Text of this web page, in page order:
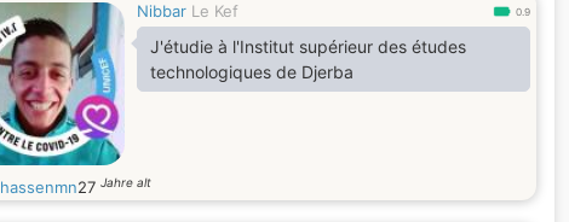
Nibbar Le Kef 0.9
J'étudie à l'Institut supérieur des études
technologiques de Djerba
27 Jahre alt